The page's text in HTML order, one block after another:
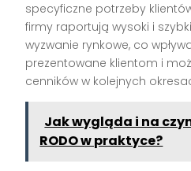
specyficzne potrzeby
firmy raportują wysoki i
wyzwanie rynkowe, co
prezentowane klientom i
cenników w kolejnych
Jak wygląda i na
RODO w praktyce?